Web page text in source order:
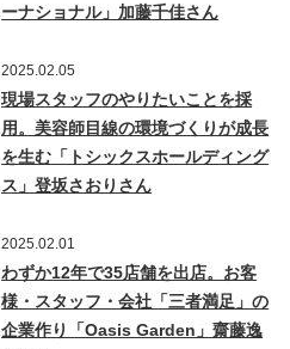
ーナショナル」加藤千佳さん
2025.02.05
現場スタッフのやりたいことを採
用。美容師目線の環境づくりが成長
を生む「トシックスホールディング
ス」登坂さおりさん
2025.02.01
わずか12年で35店舗を出店。お客
様・スタッフ・会社「三者満足」の
企業作り「Oasis Garden」齋藤逸